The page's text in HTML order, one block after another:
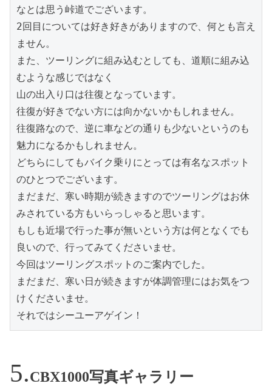
なとは思う峠道でございます。
2回目については好き好きがありますので、何とも言え
ません。
また、ツーリングに組み込むとしても、道順に組み込
むような感じではなく
山の出入り口は往復となっています。
往復が好きでない方には向かないかもしれません。
往復路なので、逆に車などの通りも少ないというのも
魅力になるかもしれません。
どちらにしてもバイク乗りにとっては有名なスポット
のひとつでございます。
まだまだ、寒い時期が続きますのでツーリングはお休
みされている方もいらっしゃると思います。
もしも近場で行った事が無いという方は何となくでも
良いので、行ってみてくださいませ。
今回はツーリングスポットのご案内でした。
まだまだ、寒い日が続きますが体調管理にはお気をつ
けくださいませ。
それではシーユーアゲイン！
CBX1000写真ギャラリー